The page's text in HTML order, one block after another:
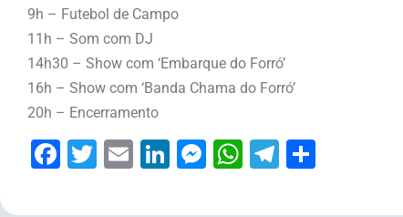
9h – Futebol de Campo
11h – Som com DJ
14h30 – Show com ‘Embarque do Forró’
16h – Show com ‘Banda Chama do Forró’
20h – Encerramento
Facebook
Twitter
EmailLinkedIn
Messenger
WhatsApp
Telegram